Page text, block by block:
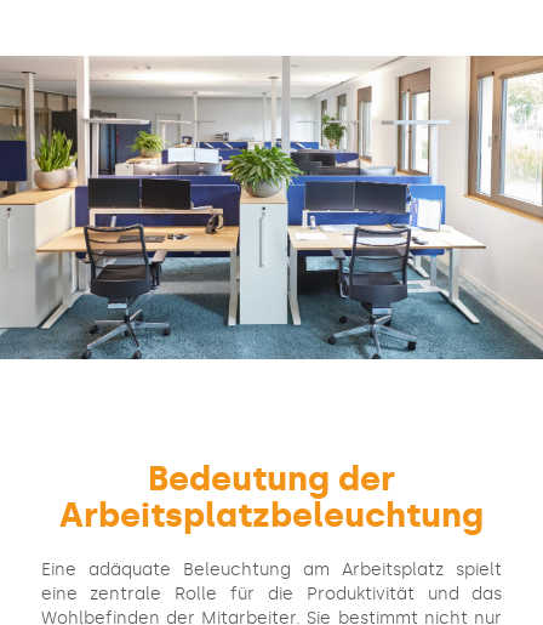
Bedeutung der
Arbeitsplatzbeleuchtung
Eine adäquate Beleuchtung am Arbeitsplatz spielt
eine zentrale Rolle für die Produktivität und das
Wohlbefinden der Mitarbeiter. Sie bestimmt nicht nur